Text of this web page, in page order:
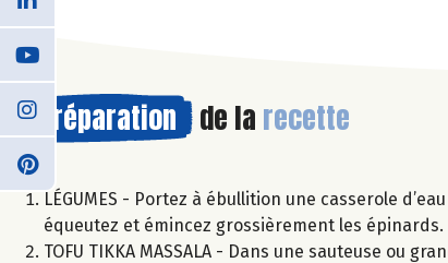
Préparation de la recette
LÉGUMES - Portez à ébullition une casserole
équeutez et émincez grossièrement les
TOFU TIKKA MASSALA - Dans une sauteuse ou